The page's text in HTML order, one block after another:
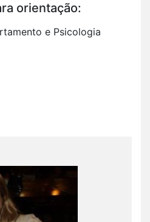
orientação:
e Psicologia